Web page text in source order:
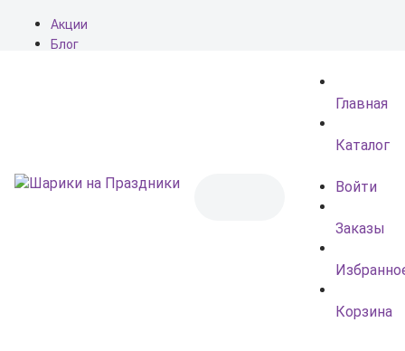
Акции
Блог
Главная
Каталог
Войти
Заказы
Корзина